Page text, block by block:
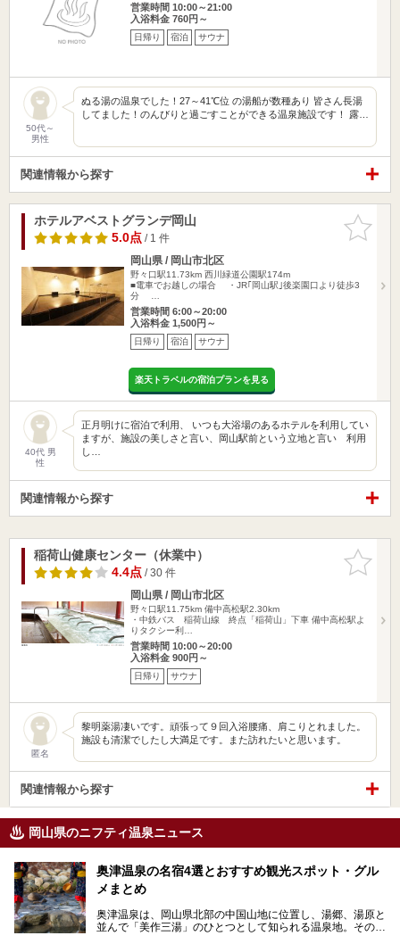
営業時間 10:00～21:00
入浴料金 760円～
日帰り 宿泊 サウナ
50代～
男性
ぬる湯の温泉でした！27～41℃位 の湯船が数種あり 皆さん長湯
してました！のんびりと過ごすことができる温泉施設です！ 露…
関連情報から探す
お気に入
りに追加
ホテルアベストグランデ岡山
5.0点/ 1 件
岡山県 / 岡山市北区
野々口駅11.73km 西川緑道公園駅174m
■電車でお越しの場合 ・JR｢岡山駅｣後楽園口より徒歩3
分 …
営業時間 6:00～20:00
入浴料金 1,500円～
日帰り 宿泊 サウナ
楽天トラベルの宿泊プランを見る
40代 男
性
正月明けに宿泊で利用、 いつも大浴場のあるホテルを利用してい
ますが、施設の美しさと言い、岡山駅前という立地と言い 利用
し…
関連情報から探す
お気に入
りに追加
稲荷山健康センター（休業中）
4.4点/ 30 件
岡山県 / 岡山市北区
野々口駅11.75km 備中高松駅2.30km
・中鉄バス 稲荷山線 終点「稲荷山」下車 備中高松駅よ
りタクシー利…
営業時間 10:00～20:00
入浴料金 900円～
日帰り サウナ
匿名
黎明薬湯凄いです。頑張って９回入浴腰痛、肩こりとれました。
施設も清潔でしたし大満足です。また訪れたいと思います。
関連情報から探す
岡山県のニフティ温泉ニュース
奥津温泉の名宿4選とおすすめ観光スポット・グル
メまとめ
奥津温泉は、岡山県北部の中国山地に位置し、湯郷、湯原と
並んで「美作三湯」のひとつとして知られる温泉地。その泉